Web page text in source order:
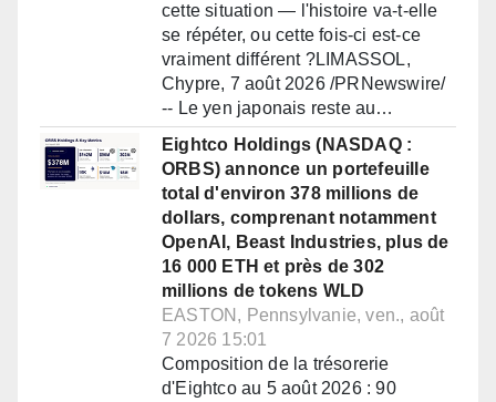
cette situation — l'histoire va-t-elle
se répéter, ou cette fois-ci est-ce
vraiment différent ?LIMASSOL,
Chypre, 7 août 2026 /PRNewswire/
-- Le yen japonais reste au…
Eightco Holdings (NASDAQ :
ORBS) annonce un portefeuille
total d'environ 378 millions de
dollars, comprenant notamment
OpenAI, Beast Industries, plus de
16 000 ETH et près de 302
millions de tokens WLD
EASTON, Pennsylvanie, ven., août
7 2026 15:01
Composition de la trésorerie
d'Eightco au 5 août 2026 : 90